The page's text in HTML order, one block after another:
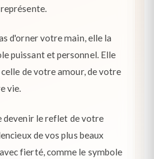
d'orner votre main, elle la
puissant et personnel. Elle
de votre amour, de votre
vie.
devenir le reflet de votre
de vos plus beaux
fierté, comme le symbole